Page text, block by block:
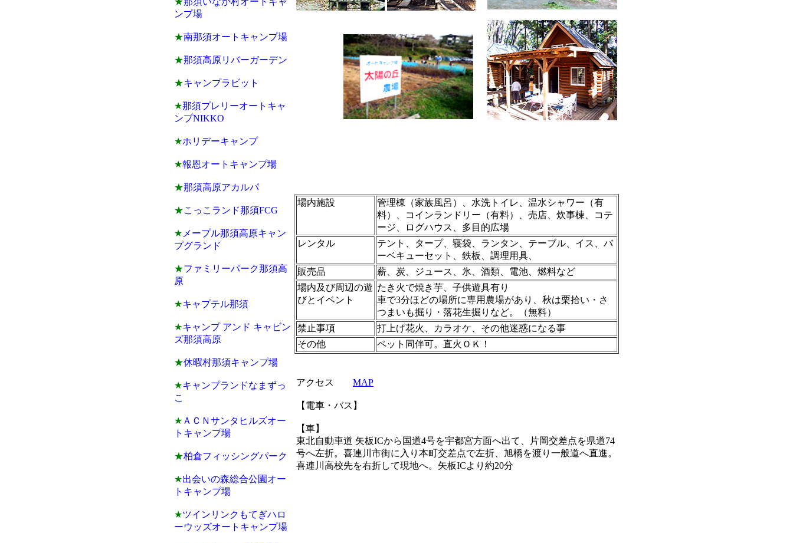
場内施設
管理棟（家族風呂）、水洗トイレ、温水シャワー（有
料）、コインランドリー（有料）、売店、炊事棟、コテ
ージ、ログハウス、多目的広場
レンタル
テント、タープ、寝袋、ランタン、テーブル、イス、バ
ーベキューセット、鉄板、調理用具、
販売品
薪、炭、ジュース、氷、酒類、電池、燃料など
場内及び周辺の遊
びとイベント
たき火で焼き芋、子供遊具有り
車で3分ほどの場所に専用農場があり、秋は栗拾い・さ
つまいも掘り・落花生掘りなど。（無料）
禁止事項
打上げ花火、カラオケ、その他迷惑になる事
その他
ペット同伴可。直火ＯＫ！
アクセス MAP
【電車・バス】
【車】
東北自動車道 矢板ICから国道4号を宇都宮方面へ出て、片岡交差点を県道74
号へ左折。喜連川市街に入り本町交差点で左折、旭橋を渡り一般道へ直進。
喜連川高校先を右折して現地へ。矢板ICより約20分
ンプ場
★南那須オートキャンプ場
★那須高原リバーガーデン
★キャンプラビット
★那須プレリーオートキャ
ンプNIKKO
★ホリデーキャンプ
★報恩オートキャンプ場
★那須高原アカルパ
★こっこランド那須FCG
★ メープル那須高原キャン
プグランド
★ファミリーパーク那須高
原
★キャプテル那須
★キャンプ アンド キャビン
ズ那須高原
★休暇村那須キャンプ場
★キャンプランドなまずっ
こ
★ ＡＣＮサンタヒルズオー
トキャンプ場
★柏倉フィッシングパーク
★出会いの森総合公園オー
トキャンプ場
★ツインリンクもてぎハロ
ーウッズオートキャンプ場